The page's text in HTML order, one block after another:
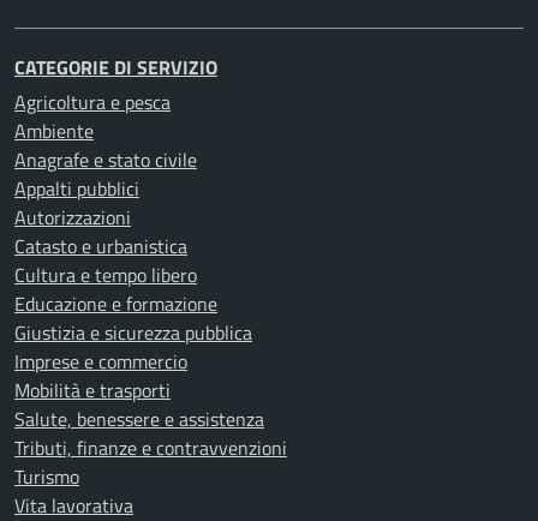
CATEGORIE DI SERVIZIO
Agricoltura e pesca
Ambiente
Anagrafe e stato civile
Appalti pubblici
Autorizzazioni
Catasto e urbanistica
Cultura e tempo libero
Educazione e formazione
Giustizia e sicurezza pubblica
Imprese e commercio
Mobilità e trasporti
Salute, benessere e assistenza
Tributi, finanze e contravvenzioni
Turismo
Vita lavorativa